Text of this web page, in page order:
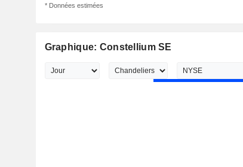
* Données estimées
Graphique: Constellium SE